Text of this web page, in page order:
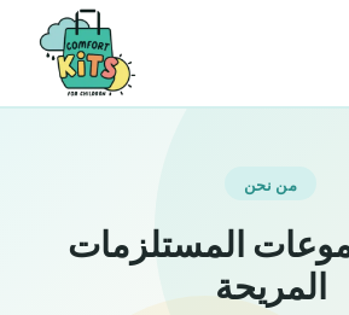
من نحن
المستلزمات
المريحة